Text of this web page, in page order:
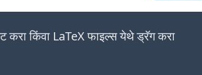
करा किंवा LaTeX फाइल्स येथे ड्रॅग करा